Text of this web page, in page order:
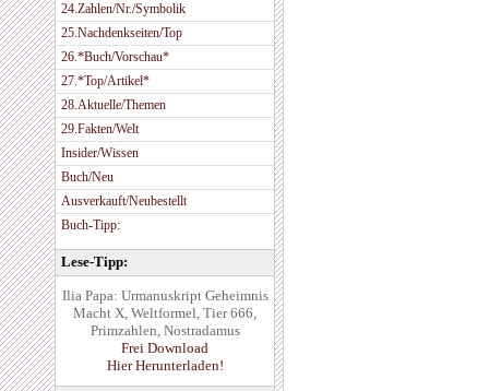
24.Zahlen/Nr./Symbolik
25.Nachdenkseiten/Top
26.*Buch/Vorschau*
27.*Top/Artikel*
28.Aktuelle/Themen
29.Fakten/Welt
Insider/Wissen
Buch/Neu
Ausverkauft/Neubestellt
Buch-Tipp:
Lese-Tipp:
Ilia Papa: Urmanuskript Geheimnis
Macht X, Weltformel, Tier 666,
Primzahlen, Nostradamus
Frei Download
Hier Herunterladen!